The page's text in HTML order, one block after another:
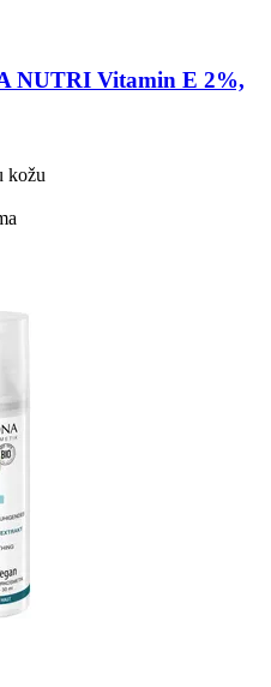
NUTRI Vitamin E 2%,
kožu